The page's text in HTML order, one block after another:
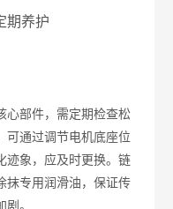
养护
部件，需定期检查松
可通过调节电机底座位
迹象，应及时更换。链
抹专用润滑油，保证传
。